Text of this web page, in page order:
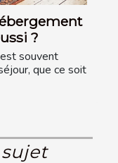
?
souvent
que ce soit